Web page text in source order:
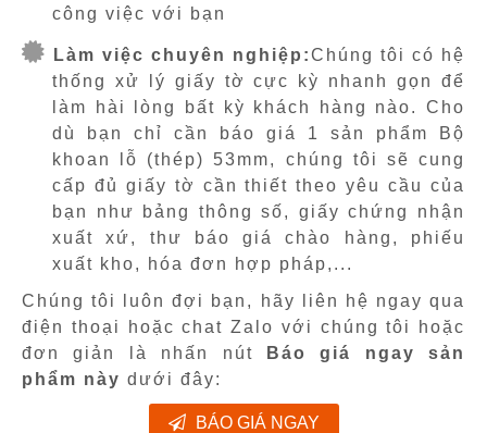
công việc với bạn
Làm việc chuyên nghiệp:Chúng tôi có hệ
thống xử lý giấy tờ cực kỳ nhanh gọn để
làm hài lòng bất kỳ khách hàng nào. Cho
dù bạn chỉ cần báo giá 1 sản phẩm Bộ
khoan lỗ (thép) 53mm, chúng tôi sẽ cung
cấp đủ giấy tờ cần thiết theo yêu cầu của
bạn như bảng thông số, giấy chứng nhận
xuất xứ, thư báo giá chào hàng, phiếu
xuất kho, hóa đơn hợp pháp,...
Chúng tôi luôn đợi bạn, hãy liên hệ ngay qua
điện thoại hoặc chat Zalo với chúng tôi hoặc
đơn giản là nhấn nút
Báo giá ngay sản
phẩm này dưới đây:
BÁO GIÁ NGAY